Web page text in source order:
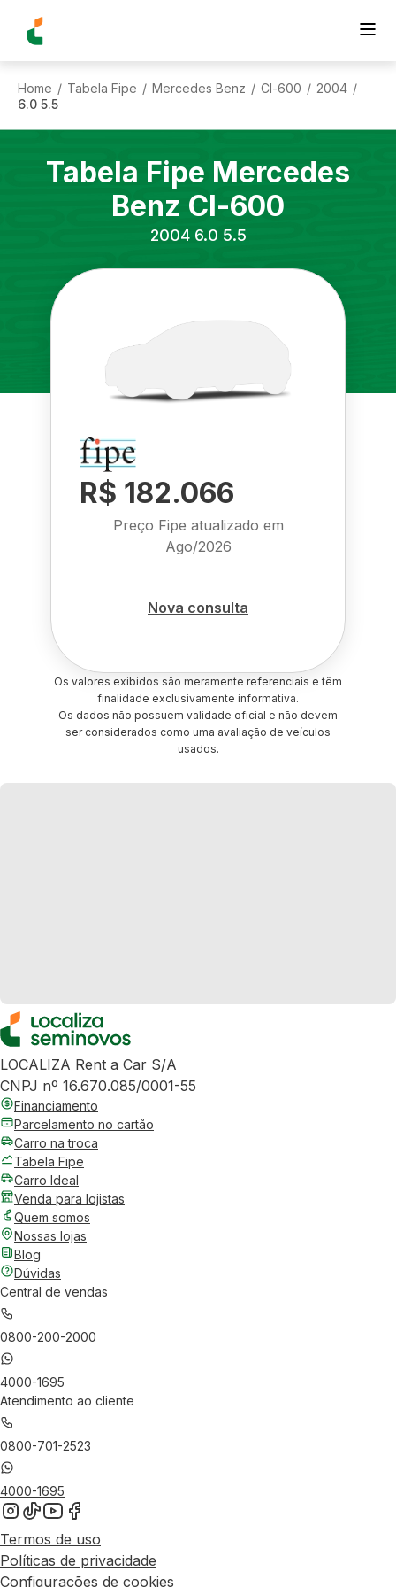
Home / Tabela Fipe / Mercedes Benz / Cl-600 / 2004 /
6.0 5.5
Tabela Fipe Mercedes
Benz Cl-600
2004 6.0 5.5
R$ 182.066
Preço Fipe atualizado em
Ago/2026
Nova consulta
Os valores exibidos são meramente referenciais e têm
finalidade exclusivamente informativa.
Os dados não possuem validade oficial e não devem
ser considerados como uma avaliação de veículos
usados.
LOCALIZA Rent a Car S/A
CNPJ nº 16.670.085/0001-55
Financiamento
Parcelamento no cartão
Carro na troca
Tabela Fipe
Carro Ideal
Venda para lojistas
Quem somos
Nossas lojas
Blog
Dúvidas
Central de vendas
0800-200-2000
4000-1695
Atendimento ao cliente
0800-701-2523
4000-1695
Termos de uso
Políticas de privacidade
Configurações de cookies